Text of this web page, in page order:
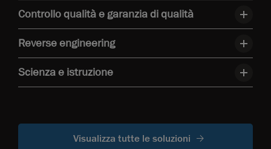
Controllo qualità e garanzia di qualità
Reverse engineering
Scienza e istruzione
Visualizza tutte le soluzioni